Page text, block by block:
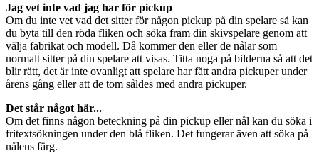
Jag vet inte vad jag har för pickup
Om du inte vet vad det sitter för någon pickup på din spelare så kan
du byta till den röda fliken och söka fram din skivspelare genom att
välja fabrikat och modell. Då kommer den eller de nålar som
normalt sitter på din spelare att visas. Titta noga på bilderna så att det
blir rätt, det är inte ovanligt att spelare har fått andra pickuper under
årens gång eller att de tom såldes med andra pickuper.
Det står något här...
Om det finns någon beteckning på din pickup eller nål kan du söka i
fritextsökningen under den blå fliken. Det fungerar även att söka på
nålens färg.